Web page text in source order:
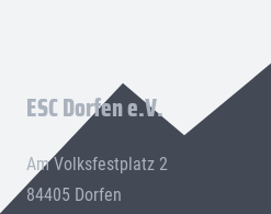
ESC Dorfen e.V.
Am Volksfestplatz 2
84405 Dorfen